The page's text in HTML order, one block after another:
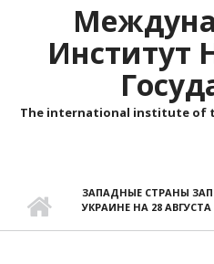
Институт
The international institute of
ЗАПАДНЫЕ СТРАНЫ
УКРАИНЕ НА 28 АВГУСТА